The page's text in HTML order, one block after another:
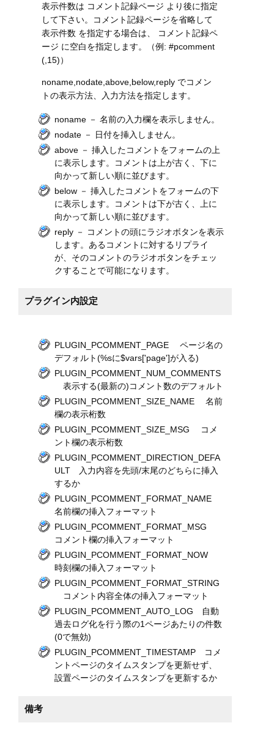
表示件数は コメント記録ページ より後に指定
して下さい。コメント記録ページを省略して
表示件数 を指定する場合は、 コメント記録ペ
ージ に空白を指定します。（例: #pcomment
(,15)）
noname,nodate,above,below,reply でコメン
トの表示方法、入力方法を指定します。
noname － 名前の入力欄を表示しません。
nodate － 日付を挿入しません。
above － 挿入したコメントをフォームの上
に表示します。コメントは上が古く、下に
向かって新しい順に並びます。
below － 挿入したコメントをフォームの下
に表示します。コメントは下が古く、上に
向かって新しい順に並びます。
reply － コメントの頭にラジオボタンを表示
します。あるコメントに対するリプライ
が、そのコメントのラジオボタンをチェッ
クすることで可能になります。
プラグイン内設定
PLUGIN_PCOMMENT_PAGE ページ名の
デフォルト(%sに$vars['page']が入る)
PLUGIN_PCOMMENT_NUM_COMMENTS
表示する(最新の)コメント数のデフォルト
PLUGIN_PCOMMENT_SIZE_NAME 名前
欄の表示桁数
PLUGIN_PCOMMENT_SIZE_MSG コメ
ント欄の表示桁数
PLUGIN_PCOMMENT_DIRECTION_DEFA
ULT 入力内容を先頭/末尾のどちらに挿入
するか
PLUGIN_PCOMMENT_FORMAT_NAME
名前欄の挿入フォーマット
PLUGIN_PCOMMENT_FORMAT_MSG
コメント欄の挿入フォーマット
PLUGIN_PCOMMENT_FORMAT_NOW
時刻欄の挿入フォーマット
PLUGIN_PCOMMENT_FORMAT_STRING
コメント内容全体の挿入フォーマット
PLUGIN_PCOMMENT_AUTO_LOG 自動
過去ログ化を行う際の1ページあたりの件数
(0で無効)
PLUGIN_PCOMMENT_TIMESTAMP コメ
ントページのタイムスタンプを更新せず、
設置ページのタイムスタンプを更新するか
備考